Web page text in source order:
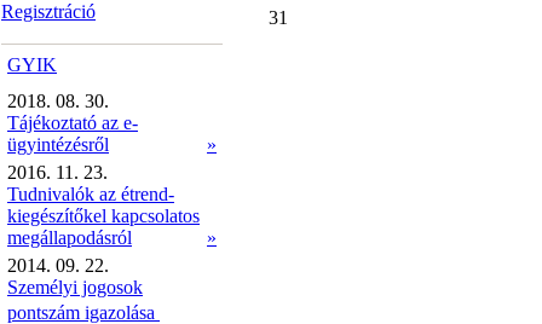
Regisztráció
GYIK
2018. 08. 30.
Tájékoztató az e-
ügyintézésről
»
2016. 11. 23.
Tudnivalók az étrend-
kiegészítőkel kapcsolatos
megállapodásról
»
2014. 09. 22.
Személyi jogosok
pontszám igazolása 
31